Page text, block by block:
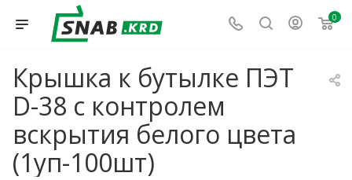
0
Крышка к бутылке ПЭТ
D-38 с контролем
вскрытия белого цвета
(1уп-100шт)